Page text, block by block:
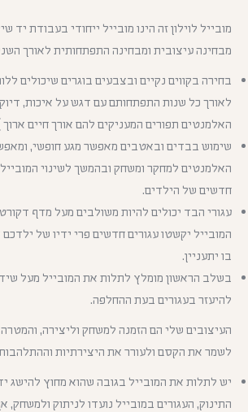
מובייל לוילון זה הינו מובייל ייחודי בעבודת יד
מבחינה עיצובית ומבחינה התפתחותית לאורך
בחירה בקווים נקיים ובצבעים בוגרים שיכולים
לאורך כל שנות התפתחותם עם דגש על איכות,
האלמנטים תפורים המעניקים להם אורך חיים ארוך
שימוש בבדים ובאטבים מאפשר מגע חופשי,
האלמנטים למחקר ומשחק ובהמשך לשינוי המובייל
חדשים של הילדים.
עגורי הבד יכולים להיות משולבים מעל מדף
המובייל יקשטו עגורים חדשים פרי ידיו של
בו יתעניין.
בשלב הראשון מומלץ לתלות את המובייל מעל
להיעזר בעגורים בעת ההחלפה.
העיצובים שלי הם הזמנה למשחק וליצירה,
לשמר את הקסם ולעורר את היצירתיות
יש לתלות את המובייל בגובה שהוא מחוץ להישג
התינוק, העגורים במובייל נועדו לניתוק ולמשחק,